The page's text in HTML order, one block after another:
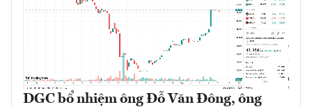
DGC bổ nhiệm ông Đỗ Văn Đông, ông